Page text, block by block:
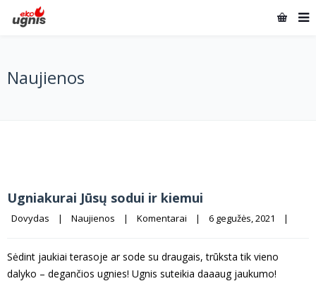
Naujienos
Ugniakurai Jūsų sodui ir kiemui
Dovydas | Naujienos | Komentarai | 6 gegužės, 2021 |
Sėdint jaukiai terasoje ar sode su draugais, trūksta tik vieno
dalyko – degančios ugnies! Ugnis suteikia daaaug jaukumo!